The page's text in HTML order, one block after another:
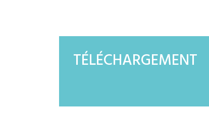
TÉLÉCHARGEMENT